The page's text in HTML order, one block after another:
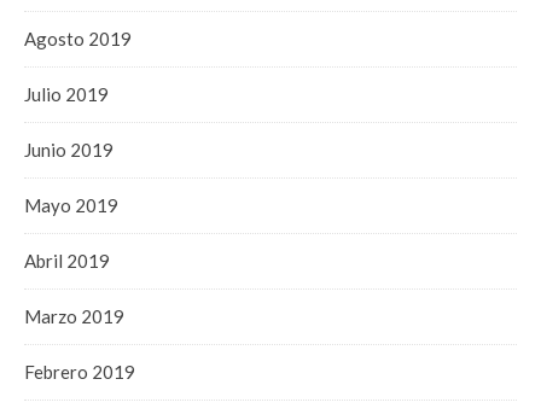
Agosto 2019
Julio 2019
Junio 2019
Mayo 2019
Abril 2019
Marzo 2019
Febrero 2019